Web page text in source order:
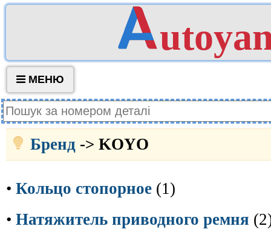
МЕНЮ
Бренд -> KOYO
• Кольцо стопорное (1)
• Натяжитель приводного ремня